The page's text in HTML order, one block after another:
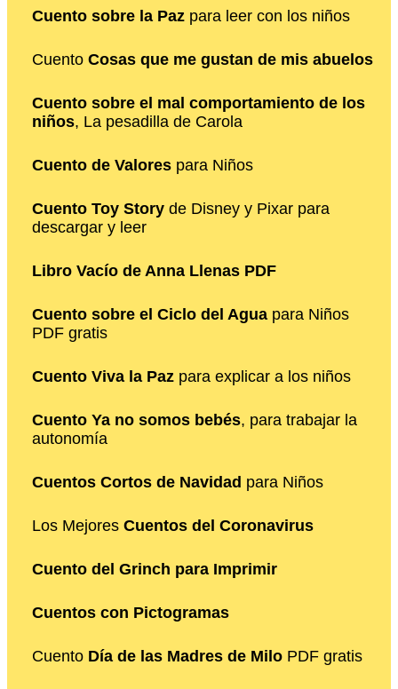
Cuento sobre la Paz para leer con los niños
Cuento Cosas que me gustan de mis abuelos
Cuento sobre el mal comportamiento de los
niños, La pesadilla de Carola
Cuento de Valores para Niños
Cuento Toy Story de Disney y Pixar para
descargar y leer
Libro Vacío de Anna Llenas PDF
Cuento sobre el Ciclo del Agua para Niños
PDF gratis
Cuento Viva la Paz para explicar a los niños
Cuento Ya no somos bebés, para trabajar la
autonomía
Cuentos Cortos de Navidad para Niños
Los Mejores Cuentos del Coronavirus
Cuento del Grinch para Imprimir
Cuentos con Pictogramas
Cuento Día de las Madres de Milo PDF gratis